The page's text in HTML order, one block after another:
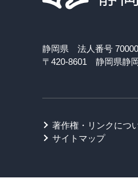
静岡県 法人番号
〒420-8601 静岡県静
著作権・リンクにつ
サイトマップ